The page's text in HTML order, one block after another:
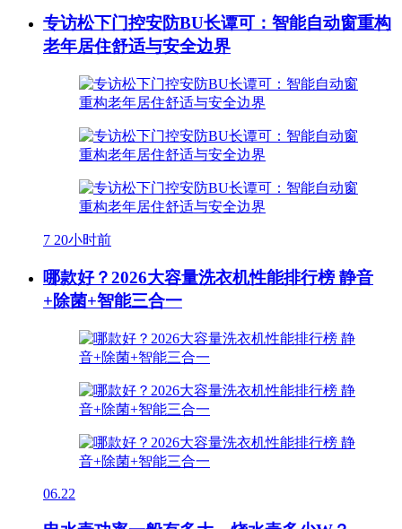
专访松下门控安防BU长谭可：智能自动窗重构
老年居住舒适与安全边界
7 20小时前
哪款好？2026大容量洗衣机性能排行榜 静音
+除菌+智能三合一
06.22